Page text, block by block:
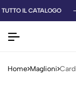
IL CATALOGO
Home Maglioni